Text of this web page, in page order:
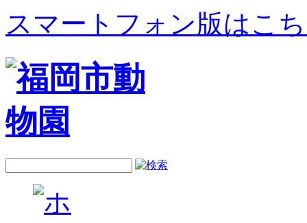
スマートフォン版はこ